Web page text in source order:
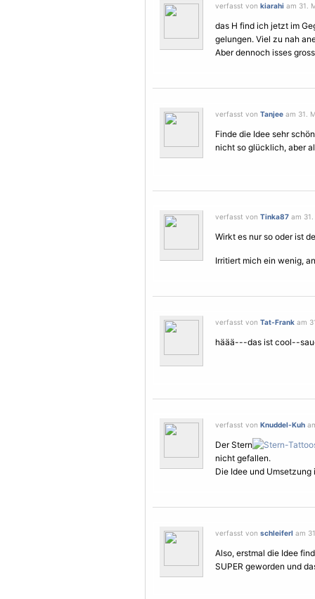
verfasst von kiarahi am 31.
das H find ich jetzt im
gelungen. Viel zu nah
Aber dennoch isses
verfasst von Tanjee am 31.
Finde die Idee sehr
nicht so glücklich, aber
verfasst von Tinka87 am
Wirkt es nur so oder ist
Irritiert mich ein wenig,
verfasst von Tat-Frank am
häää---das ist cool--
verfasst von Knuddel-Kuh
Der Stern
nicht gefallen.
Die Idee und Umsetzung
verfasst von schleiferl am
Also, erstmal die Idee
SUPER geworden und